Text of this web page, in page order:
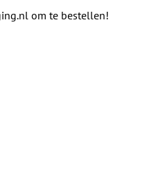
Home Blogs van Chloé Yip Hei Delcour
@media
2{text-
om te bestellen!